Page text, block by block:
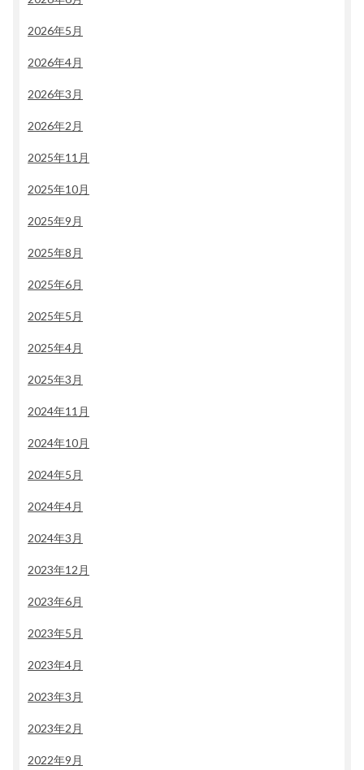
2026年5月
2026年4月
2026年3月
2026年2月
2025年11月
2025年10月
2025年9月
2025年8月
2025年6月
2025年5月
2025年4月
2025年3月
2024年11月
2024年10月
2024年5月
2024年4月
2024年3月
2023年12月
2023年6月
2023年5月
2023年4月
2023年3月
2023年2月
2022年9月